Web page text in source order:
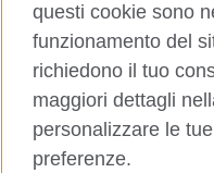
British Council global
Privacy e condizioni d'uso
Cookie
Sitemap
Aiuto
questi cookie sono
funzionamento del
richiedono il tuo
maggiori dettagli
personalizzare le
preferenze.